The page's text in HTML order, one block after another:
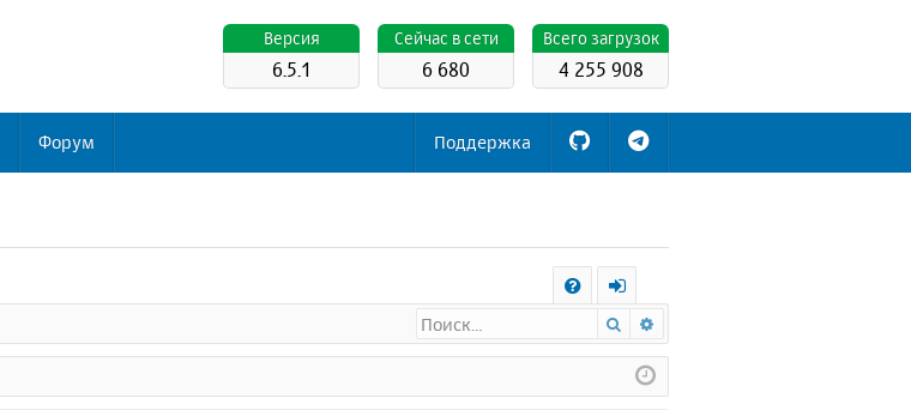
Всего загрузок
4 255 908
Cейчас в сети
6 680
Версия
6.5.1
Форум Поддержка
Q
х
о
д
Поиск